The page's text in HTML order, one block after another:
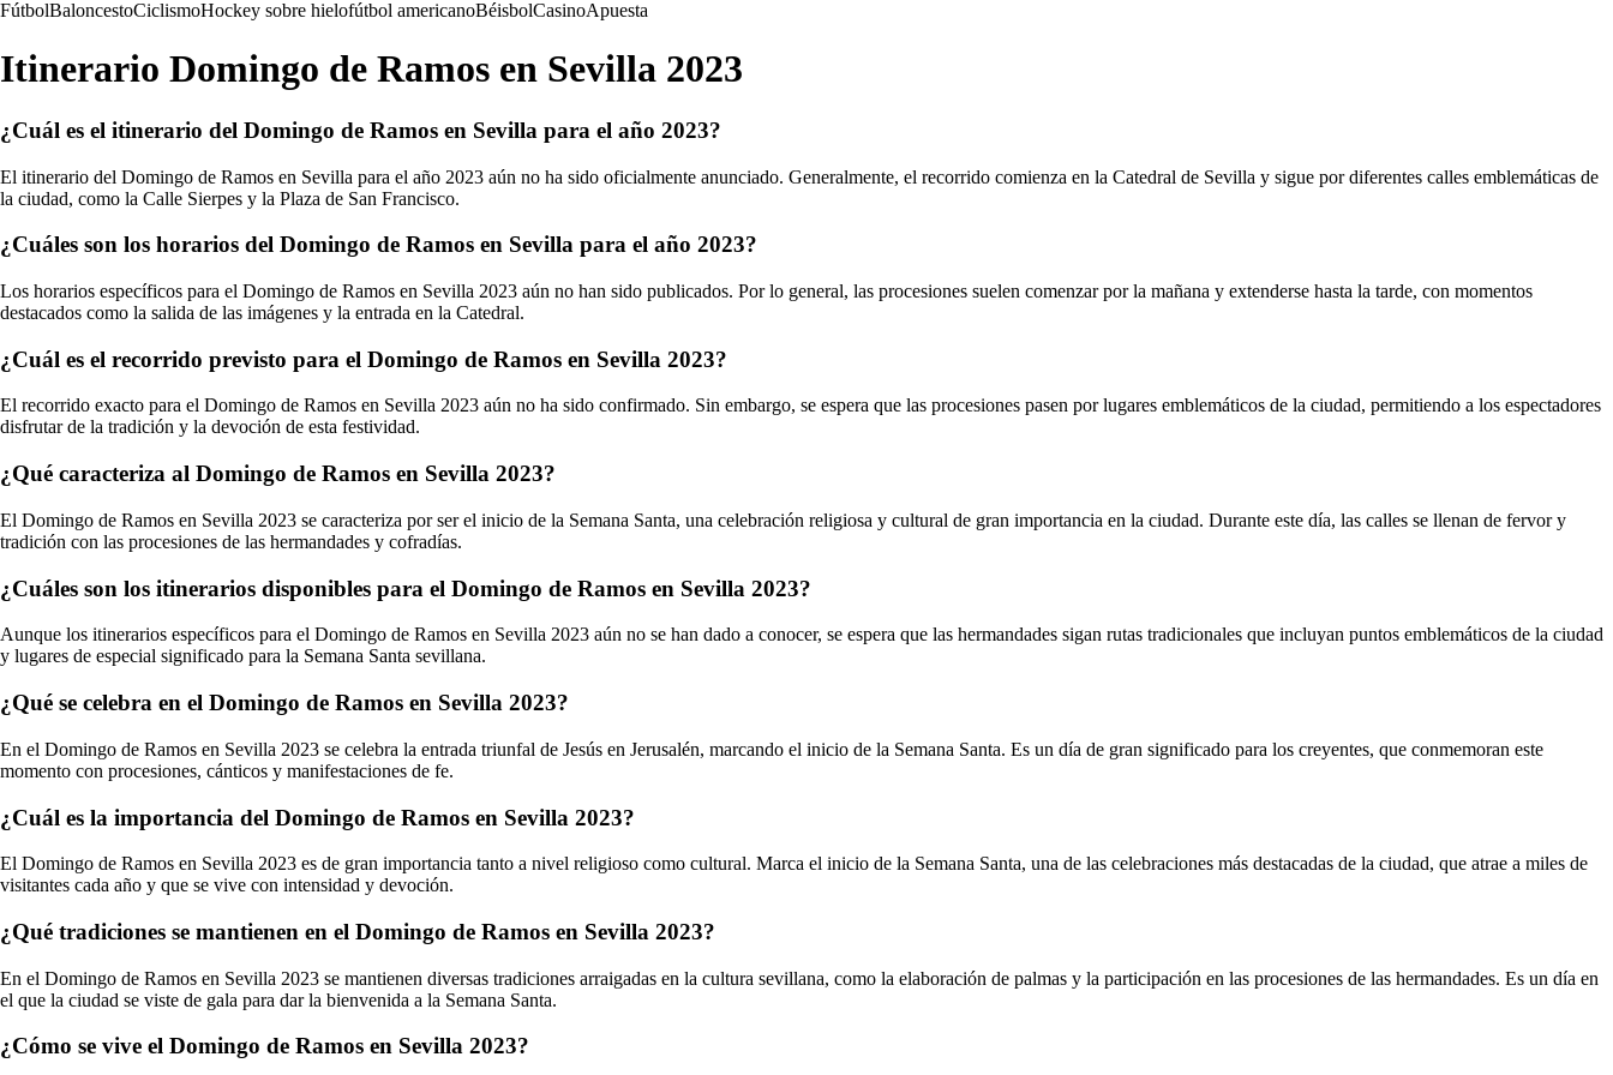
FútbolBaloncestoCiclismoHockey sobre hielofútbol americanoBéisbolCasinoApuesta
Itinerario Domingo de Ramos en Sevilla 2023
¿Cuál es el itinerario del Domingo de Ramos en Sevilla para el año 2023?
El itinerario del Domingo de Ramos en Sevilla para el año 2023 aún no ha sido oficialmente anunciado. Generalmente, el recorrido comienza en la Catedral de Sevilla y sigue por diferentes calles emblemáticas de
la ciudad, como la Calle Sierpes y la Plaza de San Francisco.
¿Cuáles son los horarios del Domingo de Ramos en Sevilla para el año 2023?
Los horarios específicos para el Domingo de Ramos en Sevilla 2023 aún no han sido publicados. Por lo general, las procesiones suelen comenzar por la mañana y extenderse hasta la tarde, con momentos
destacados como la salida de las imágenes y la entrada en la Catedral.
¿Cuál es el recorrido previsto para el Domingo de Ramos en Sevilla 2023?
El recorrido exacto para el Domingo de Ramos en Sevilla 2023 aún no ha sido confirmado. Sin embargo, se espera que las procesiones pasen por lugares emblemáticos de la ciudad, permitiendo a los espectadores
disfrutar de la tradición y la devoción de esta festividad.
¿Qué caracteriza al Domingo de Ramos en Sevilla 2023?
El Domingo de Ramos en Sevilla 2023 se caracteriza por ser el inicio de la Semana Santa, una celebración religiosa y cultural de gran importancia en la ciudad. Durante este día, las calles se llenan de fervor y
tradición con las procesiones de las hermandades y cofradías.
¿Cuáles son los itinerarios disponibles para el Domingo de Ramos en Sevilla 2023?
Aunque los itinerarios específicos para el Domingo de Ramos en Sevilla 2023 aún no se han dado a conocer, se espera que las hermandades sigan rutas tradicionales que incluyan puntos emblemáticos de la ciudad
y lugares de especial significado para la Semana Santa sevillana.
¿Qué se celebra en el Domingo de Ramos en Sevilla 2023?
En el Domingo de Ramos en Sevilla 2023 se celebra la entrada triunfal de Jesús en Jerusalén, marcando el inicio de la Semana Santa. Es un día de gran significado para los creyentes, que conmemoran este
momento con procesiones, cánticos y manifestaciones de fe.
¿Cuál es la importancia del Domingo de Ramos en Sevilla 2023?
El Domingo de Ramos en Sevilla 2023 es de gran importancia tanto a nivel religioso como cultural. Marca el inicio de la Semana Santa, una de las celebraciones más destacadas de la ciudad, que atrae a miles de
visitantes cada año y que se vive con intensidad y devoción.
¿Qué tradiciones se mantienen en el Domingo de Ramos en Sevilla 2023?
En el Domingo de Ramos en Sevilla 2023 se mantienen diversas tradiciones arraigadas en la cultura sevillana, como la elaboración de palmas y la participación en las procesiones de las hermandades. Es un día en
el que la ciudad se viste de gala para dar la bienvenida a la Semana Santa.
¿Cómo se vive el Domingo de Ramos en Sevilla 2023?